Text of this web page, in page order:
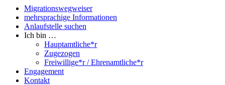
Migrationswegweiser
mehrsprachige Informationen
Anlaufstelle suchen
Ich bin …
Hauptamtliche*r
Zugezogen
Freiwillige*r / Ehrenamtliche*r
Engagement
Kontakt